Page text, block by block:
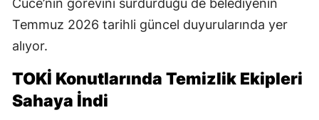
Cüce’nin görevini sürdürdüğü de belediyenin
Temmuz 2026 tarihli güncel duyurularında yer
alıyor.
TOKİ Konutlarında Temizlik Ekipleri
Sahaya İndi